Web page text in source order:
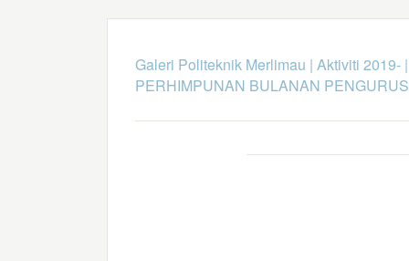
Galeri Politeknik Merlimau | Aktiviti 2019-
PERHIMPUNAN BULANAN